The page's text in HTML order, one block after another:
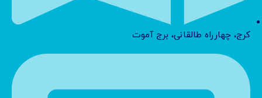
کرج، چهارراه طالقانی، برج آموت